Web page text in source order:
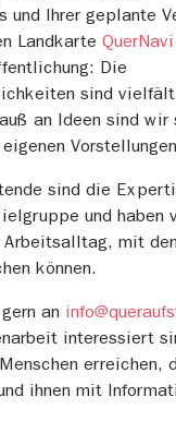
und Ihrer geplante
Landkarte QuerNavi
Die
sind
an Ideen sind
sind die
und haben
Arbeitsalltag, mit
können.
an
interessiert
erreichen,
ihnen mit